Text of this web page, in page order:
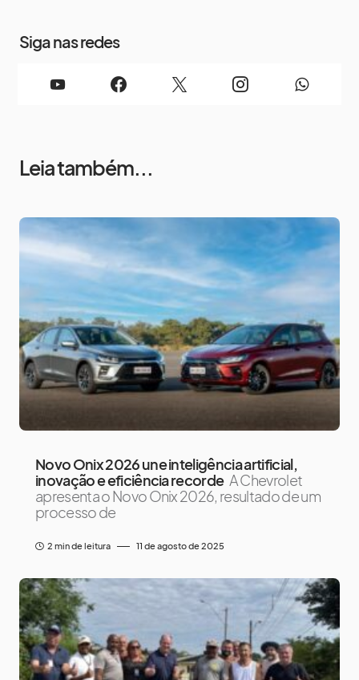
Siga nas redes
Leia também...
Novo Onix 2026 une inteligência artificial,
inovação e eficiência recorde A Chevrolet
apresenta o Novo Onix 2026, resultado de um
processo de
2 min de leitura 11 de agosto de 2025